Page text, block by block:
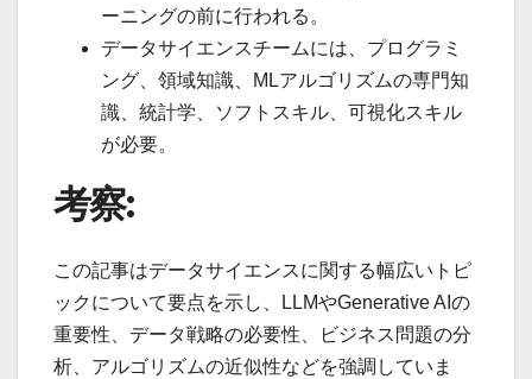
ーニングの前に行われる。
データサイエンスチームには、プログラミ
ング、領域知識、MLアルゴリズムの専門知
識、統計学、ソフトスキル、可視化スキル
が必要。
考察:
この記事はデータサイエンスに関する幅広いトピ
ックについて要点を示し、LLMやGenerative AIの
重要性、データ戦略の必要性、ビジネス問題の分
析、アルゴリズムの近似性などを強調していま